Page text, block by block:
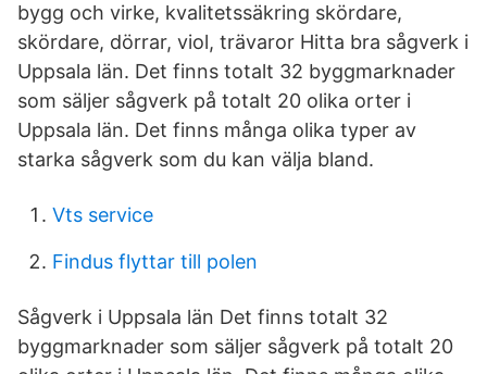
bygg och virke, kvalitetssäkring skördare,
skördare, dörrar, viol, trävaror Hitta bra sågverk i
Uppsala län. Det finns totalt 32 byggmarknader
som säljer sågverk på totalt 20 olika orter i
Uppsala län. Det finns många olika typer av
starka sågverk som du kan välja bland.
Vts service
Findus flyttar till polen
Sågverk i Uppsala län Det finns totalt 32
byggmarknader som säljer sågverk på totalt 20